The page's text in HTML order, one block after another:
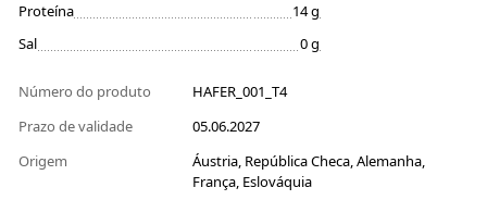
Proteína
14 g
Sal
0 g
Número do produto
HAFER_001_T4
Prazo de validade
05.06.2027
Origem
Áustria, República Checa, Alemanha,
França, Eslováquia